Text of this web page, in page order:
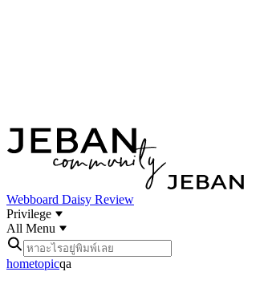
Webboard Daisy Review
Privilege
All Menu
hometopicqa